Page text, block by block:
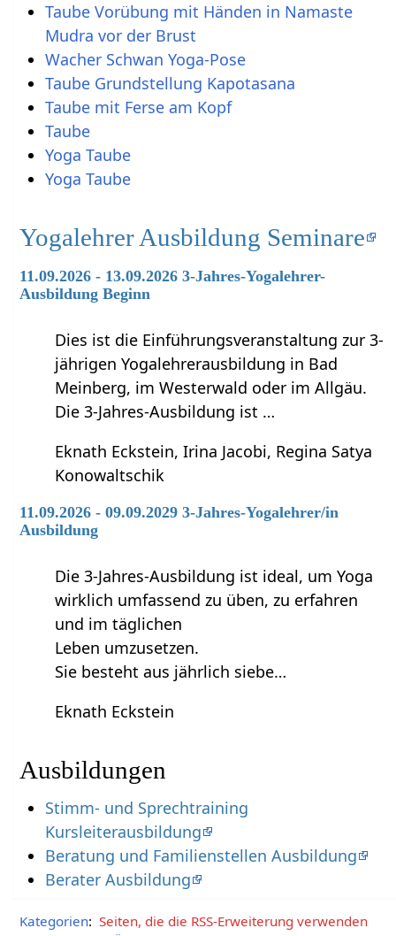
Taube Vorübung mit Händen in Namaste
Mudra vor der Brust
Wacher Schwan Yoga-Pose
Taube Grundstellung Kapotasana
Taube mit Ferse am Kopf
Taube
Yoga Taube
Yoga Taube
Yogalehrer Ausbildung Seminare
11.09.2026 - 13.09.2026 3-Jahres-Yogalehrer-
Ausbildung Beginn
Dies ist die Einführungsveranstaltung zur 3-
jährigen Yogalehrerausbildung in Bad
Meinberg, im Westerwald oder im Allgäu.
Die 3-Jahres-Ausbildung ist …
Eknath Eckstein, Irina Jacobi, Regina Satya
Konowaltschik
11.09.2026 - 09.09.2029 3-Jahres-Yogalehrer/in
Ausbildung
Die 3-Jahres-Ausbildung ist ideal, um Yoga
wirklich umfassend zu üben, zu erfahren
und im täglichen
Leben umzusetzen.
Sie besteht aus jährlich siebe…
Eknath Eckstein
Ausbildungen
Stimm- und Sprechtraining
Kursleiterausbildung
Beratung und Familienstellen Ausbildung
Berater Ausbildung
Kategorien: Seiten, die die RSS-Erweiterung verwenden